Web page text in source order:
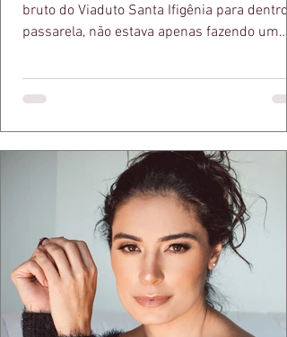
bruto do Viaduto Santa Ifigênia para dentro
passarela, não estava apenas fazendo um
a apresentadora e influenciadora Juliana
defende há tempos, o de que moda
estruturas geométricas, volumes
aquele concreto aparente típico da
arquitetura paulistana em peças de vestir,